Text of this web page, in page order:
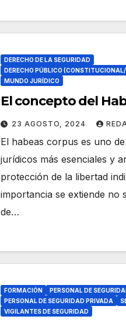
DERECHO DE LA SEGURIDAD
DERECHO PÚBLICO
MUNDO JURÍDICO
El concepto del
23 AGOSTO, 2024
El habeas corpus es uno
jurídicos más esenciales y
protección de la libertad
importancia se extiende no
de…
FORMACIÓN
PERSONAL DE
PERSONAL DE SEGURIDAD PRIVADA
VIGILANTES DE SEGURIDAD